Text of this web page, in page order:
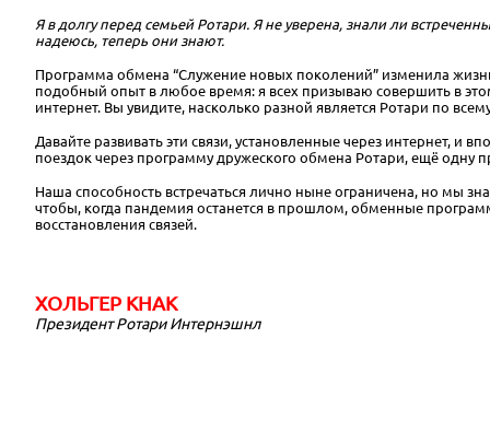
Я в долгу перед семьей Ротари. Я не уверена, знали ли
надеюсь, теперь они знают.
Программа обмена “Служение новых поколений” изменила
подобный опыт в любое время: я всех призываю совершить в
интернет. Вы увидите, насколько разной является Ротари по
Давайте развивать эти связи, установленные через интернет,
поездок через программу дружеского обмена Ротари, ещё одну
Наша способность встречаться лично ныне ограничена, но мы
чтобы, когда пандемия останется в прошлом, обменные
восстановления связей.
ХОЛЬГЕР КНАК
Президент Ротари Интернэшнл